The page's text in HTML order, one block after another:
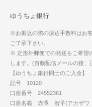
ゆうちょ銀行
※お振込の際の振込手数料はお
ご了承下さい。
※ 定形外郵便での発送をご希望
します。(自動配信メールの後
【ゆうちょ銀行同士のご入金】
記号 10120
口座番号 24552361
口座名義 赤澤 智子(アカザワ